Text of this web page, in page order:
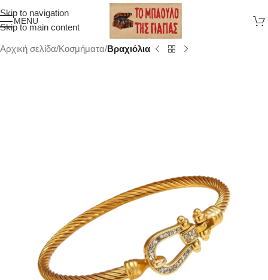
Skip to navigation
Skip to main content
MENU
Αρχική σελίδα Κοσμήματα Βραχιόλια